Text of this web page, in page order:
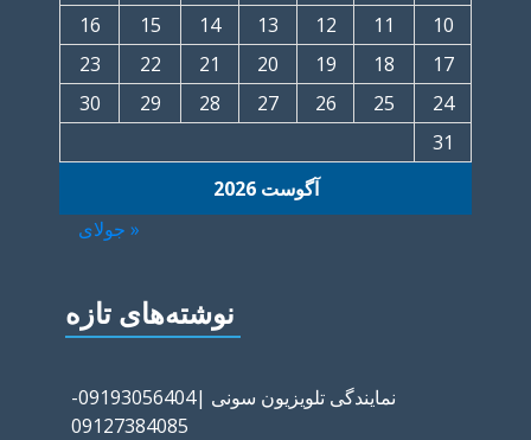
آگوست 2026
10
11
12
13
14
15
16
17
18
19
20
21
22
23
24
25
26
27
28
29
30
31
« جولای
نوشته‌های تازه
نمایندگی تلویزیون سونی |09193056404-
09127384085